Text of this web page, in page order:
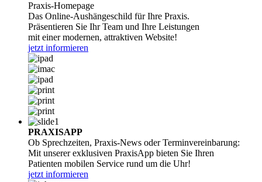
Praxis-Homepage
Das Online-Aushängeschild für Ihre Praxis.
Präsentieren Sie Ihr Team und Ihre Leistungen
mit einer modernen, attraktiven Website!
jetzt informieren
PRAXISAPP
Ob Sprechzeiten, Praxis-News oder Terminvereinbarung:
Mit unserer exklusiven PraxisApp bieten Sie Ihren
Patienten mobilen Service rund um die Uhr!
jetzt informieren